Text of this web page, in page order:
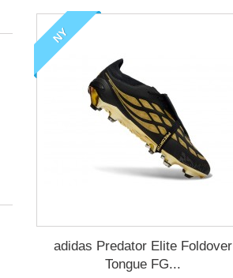
NY
adidas Predator Elite Foldover
Tongue FG...